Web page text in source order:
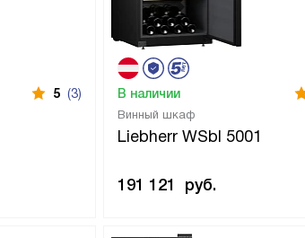
5 (3)
Винный шкаф
Liebherr WSbl 5001
В наличии
191 121 руб.